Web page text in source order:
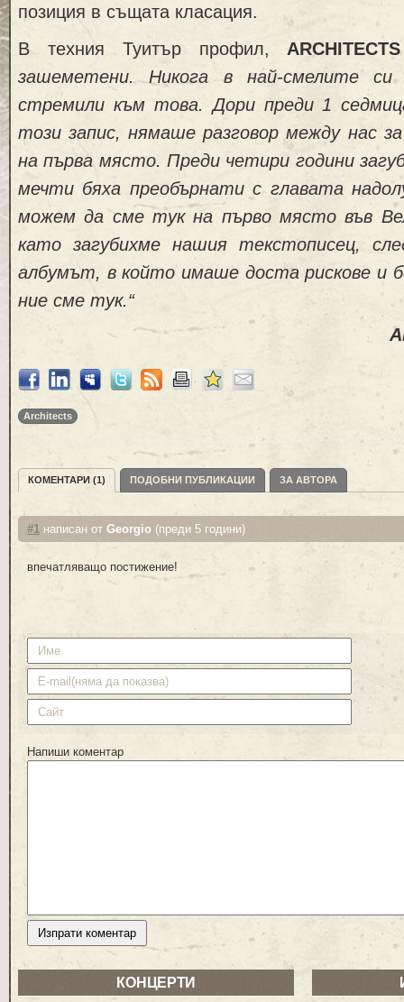
позиция в същата класация.
В техния Туитър профил, ARCHITECTS
зашеметени. Никога в най-смелите
стремили към това. Дори преди 1
този запис, нямаше разговор между нас
на първа място. Преди четири години
мечти бяха преобърнати с главата
можем да сме тук на първо място във
като загубихме нашия текстописец,
албумът, в който имаше доста рискове и
ние сме тук.“
Architects
КОМЕНТАРИ (1) ПОДОБНИ ПУБЛИКАЦИИ ЗА АВТОРА
#1 написан от Georgio (преди 5 години)
впечатляващо постижение!
Напиши коментар
КОНЦЕРТИ